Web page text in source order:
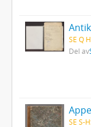
SE Q
Del av
SE S-